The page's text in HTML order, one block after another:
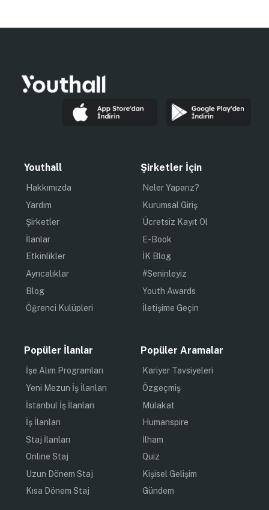
Youthall
Hakkımızda
Yardım
Şirketler
İlanlar
Etkinlikler
Ayrıcalıklar
Blog
Öğrenci Kulüpleri
Şirketler İçin
Neler Yaparız?
Kurumsal Giriş
Ücretsiz Kayıt Ol
E-Book
İK Blog
#Seninleyiz
Youth Awards
İletişime Geçin
Popüler İlanlar
İşe Alım Programları
Yeni Mezun İş İlanları
İstanbul İş İlanları
İş İlanları
Staj İlanları
Online Staj
Uzun Dönem Staj
Kısa Dönem Staj
Popüler Aramalar
Kariyer Tavsiyeleri
Özgeçmiş
Mülakat
Humanspire
İlham
Quiz
Kişisel Gelişim
Gündem